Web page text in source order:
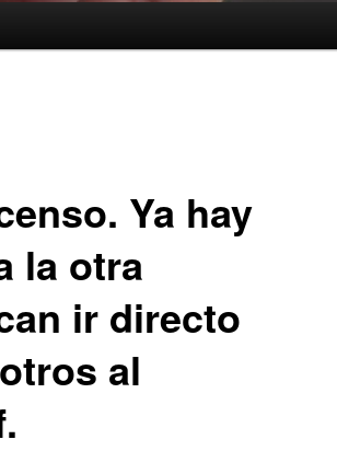
Ya hay
la otra
ir directo
al